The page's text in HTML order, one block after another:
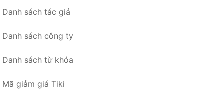
Danh sách tác giả
Danh sách công ty
Danh sách từ khóa
Mã giảm giá Tiki